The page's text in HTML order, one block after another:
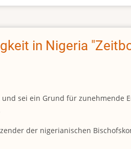
in Nigeria
und sei ein Grund für
der nigerianischen